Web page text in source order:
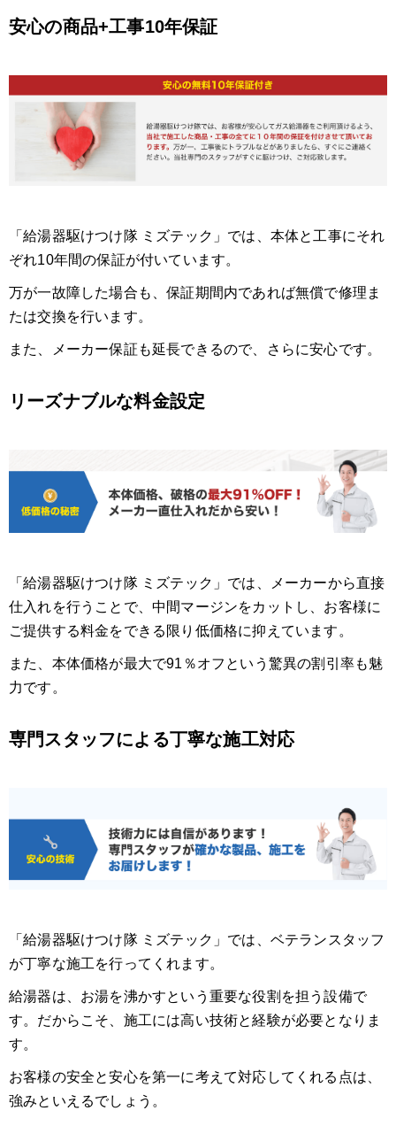
安心の商品+工事10年保証
「給湯器駆けつけ隊 ミズテック」では、本体と工事にそれ
ぞれ10年間の保証が付いています。
万が一故障した場合も、保証期間内であれば無償で修理ま
たは交換を行います。
また、メーカー保証も延長できるので、さらに安心です。
リーズナブルな料金設定
「給湯器駆けつけ隊 ミズテック」では、メーカーから直接
仕入れを行うことで、中間マージンをカットし、お客様に
ご提供する料金をできる限り低価格に抑えています。
また、本体価格が最大で91％オフという驚異の割引率も魅
力です。
専門スタッフによる丁寧な施工対応
「給湯器駆けつけ隊 ミズテック」では、ベテランスタッフ
が丁寧な施工を行ってくれます。
給湯器は、お湯を沸かすという重要な役割を担う設備で
す。だからこそ、施工には高い技術と経験が必要となりま
す。
お客様の安全と安心を第一に考えて対応してくれる点は、
強みといえるでしょう。